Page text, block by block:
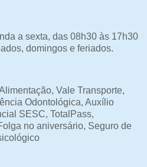
a sexta, das 08h30 às 17h30
domingos e feriados.
Vale Transporte,
Odontológica, Auxílio
SESC, TotalPass,
no aniversário, Seguro de